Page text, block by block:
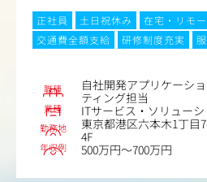
正社員 土日祝休み 在宅・リモ
交通費全額支給
研修制度充実
職種
自社開発アプリケーシ
ティング担当
業種 ITサービス・ソリュー
勤務地
東京都港区六本木1丁目
4F
年収例 500万円～700万円